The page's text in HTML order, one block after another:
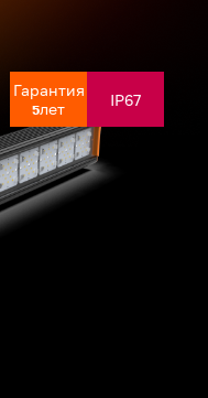
Гарантия
5лет IP67
Гарантия
5лет IP67
Гарантия
5лет IP67
Гарантия
5лет IP67
Гарантия
5лет IP67